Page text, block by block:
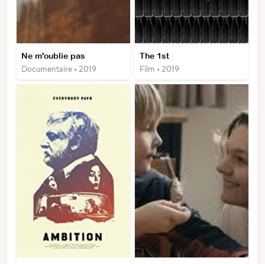
Ne m'oublie pas
Documentaire • 2019
The 1st
Film • 2019